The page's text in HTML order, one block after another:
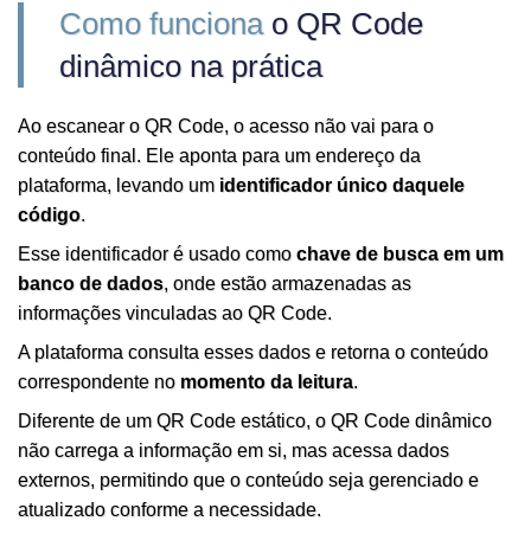
Como funcionao QR Code
dinâmico na prática
Ao escanear o QR Code, o acesso não vai para o
conteúdo final. Ele aponta para um endereço da
plataforma, levando um identificador único daquele
código.
Esse identificador é usado como chave de busca em um
banco de dados, onde estão armazenadas as
informações vinculadas ao QR Code.
A plataforma consulta esses dados e retorna o conteúdo
correspondente no momento da leitura.
Diferente de um QR Code estático, o QR Code dinâmico
não carrega a informação em si, mas acessa dados
externos, permitindo que o conteúdo seja gerenciado e
atualizado conforme a necessidade.